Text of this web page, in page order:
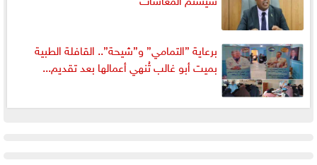
برعاية ”التمامي” و”شيحة”.. القافلة الطبية
بميت أبو غالب تُنهي أعمالها بعد تقديم...